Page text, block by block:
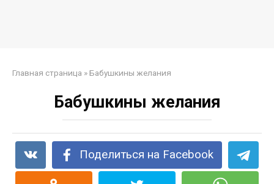
Главная страница »Бабушкины желания
Бабушкины желания
Поделиться на Facebook